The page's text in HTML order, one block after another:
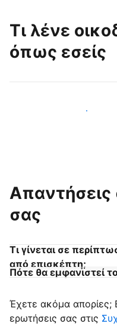
Τι λένε
όπως εσείς
Γίνετε κι εσείς
Απαντήσεις
σας
Τι γίνεται σε
από επισκέπτη;
Πότε θα εμφανιστεί
Έχετε ακόμα απορίες;
ερωτήσεις σας στις